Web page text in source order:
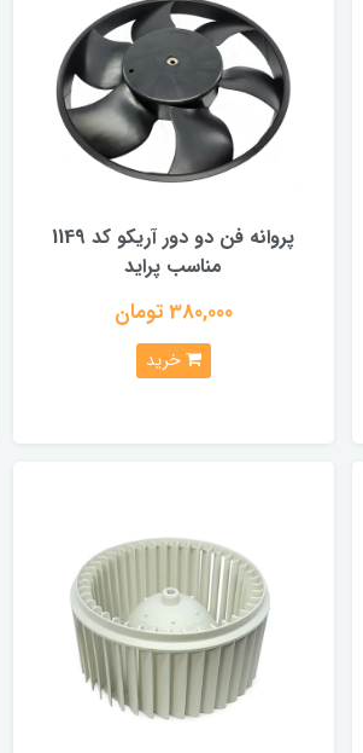
پروانه فن دو دور آریکو کد 1149
مناسب پراید
380,000 تومان
خرید